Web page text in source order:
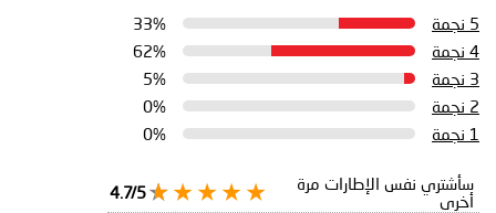
5 نجمة
33%
4 نجمة
62%
3 نجمة
5%
2 نجمة
0%
1 نجمة
0%
سأشتري نفس الإطارات مرة
أخرى
4.7/5